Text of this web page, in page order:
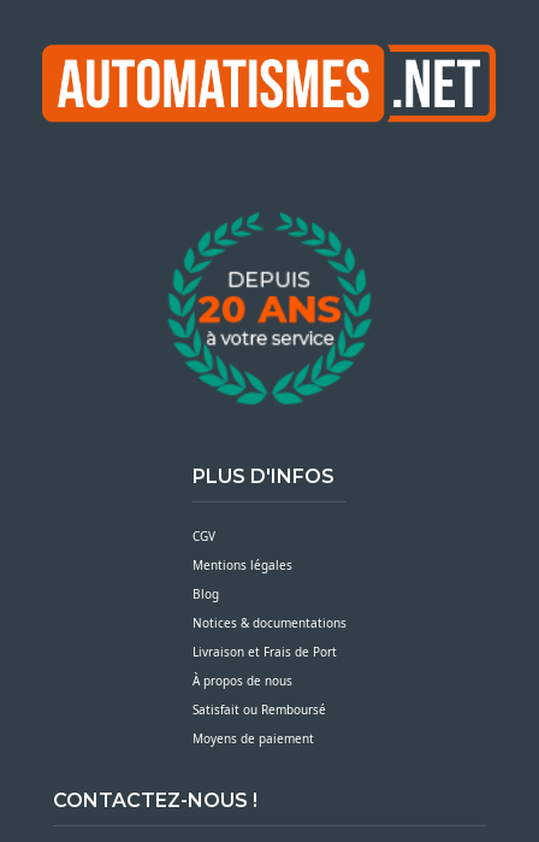
PLUS D'INFOS
CGV
Mentions légales
Blog
Notices & documentations
Livraison et Frais de Port
À propos de nous
Satisfait ou Remboursé
Moyens de paiement
CONTACTEZ-NOUS !